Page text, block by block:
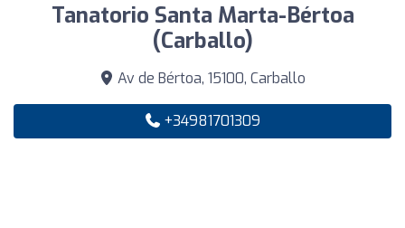
Tanatorio Santa Marta-Bértoa
(Carballo)
Av de Bértoa, 15100, Carballo
+34981701309